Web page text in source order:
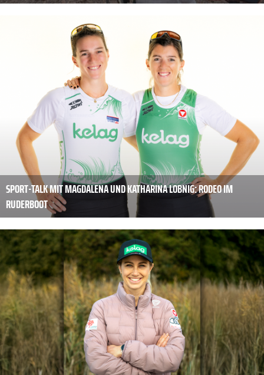
SPORT-TALK MIT MAGDALENA UND KATHARINA LOBNIG: RODEO IM
RUDERBOOT